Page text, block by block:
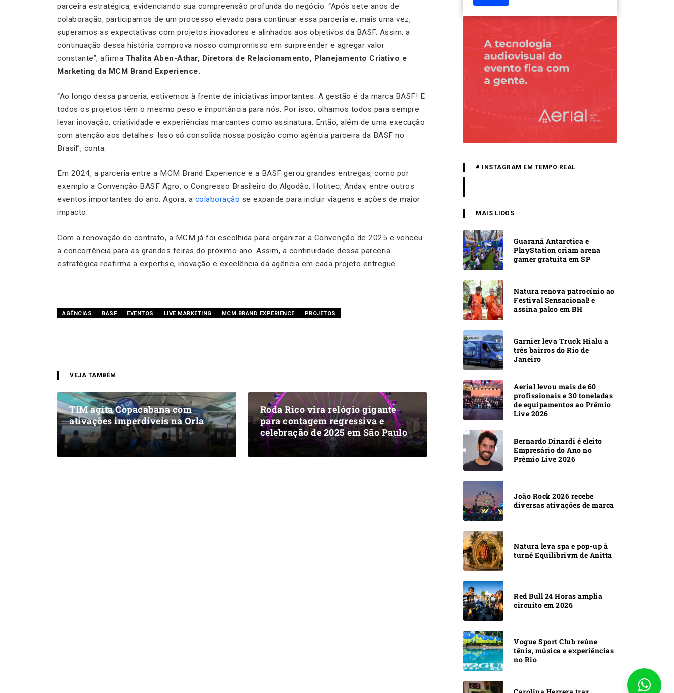
parceira estratégica, evidenciando sua compreensão profunda do negócio. “Após sete anos de
colaboração, participamos de um processo elevado para continuar essa parceria e, mais uma vez,
superamos as expectativas com projetos inovadores e alinhados aos objetivos da BASF. Assim, a
continuação dessa história comprova nosso compromisso em surpreender e agregar valor
constante”, afirma Thalita Aben-Athar, Diretora de Relacionamento, Planejamento Criativo e
Marketing da MCM Brand Experience.
“Ao longo dessa parceria, estivemos à frente de iniciativas importantes. A gestão é da marca BASF! E
todos os projetos têm o mesmo peso e importância para nós. Por isso, olhamos todos para sempre
levar inovação, criatividade e experiências marcantes como assinatura. Então, além de uma execução
com atenção aos detalhes. Isso só consolida nossa posição como agência parceira da BASF no
Brasil”, conta.
Em 2024, a parceria entre a MCM Brand Experience e a BASF gerou grandes entregas, como por
exemplo a Convenção BASF Agro, o Congresso Brasileiro do Algodão, Hotitec, Andav, entre outros
eventos importantes do ano. Agora, a colaboração se expande para incluir viagens e ações de maior
impacto.
Com a renovação do contrato, a MCM já foi escolhida para organizar a Convenção de 2025 e venceu
a concorrência para as grandes feiras do próximo ano. Assim, a continuidade dessa parceria
estratégica reafirma a expertise, inovação e excelência da agência em cada projeto entregue.
AGÊNCIAS BASF EVENTOS LIVE MARKETING MCM BRAND EXPERIENCE PROJETOS
VEJA TAMBÉM
TIM agita Copacabana com
ativações imperdíveis na Orla
Roda Rico vira relógio gigante
para contagem regressiva e
celebração de 2025 em São Paulo
# INSTAGRAM EM TEMPO REAL
MAIS LIDOS
Guaraná Antarctica e
PlayStation criam arena
gamer gratuita em SP
Natura renova patrocínio ao
Festival Sensacional! e
assina palco em BH
Garnier leva Truck Hialu a
três bairros do Rio de
Janeiro
Aerial levou mais de 60
profissionais e 30 toneladas
de equipamentos ao Prêmio
Live 2026
Bernardo Dinardi é eleito
Empresário do Ano no
Prêmio Live 2026
João Rock 2026 recebe
diversas ativações de marca
Natura leva spa e pop-up à
turnê Equilibrivm de Anitta
Red Bull 24 Horas amplia
circuito em 2026
Vogue Sport Club reúne
tênis, música e experiências
no Rio